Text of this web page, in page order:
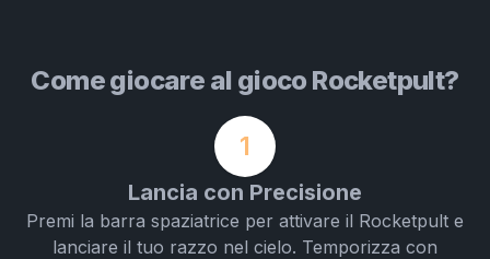
Come giocare al gioco Rocketpult?
1
Lancia con Precisione
Premi la barra spaziatrice per attivare il Rocketpult e
lanciare il tuo razzo nel cielo. Temporizza con